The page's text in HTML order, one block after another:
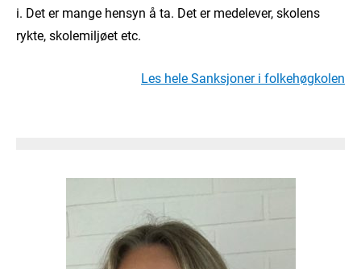
i. Det er mange hensyn å ta. Det er medelever, skolens
rykte, skolemiljøet etc.
Les hele Sanksjoner i folkehøgkolen